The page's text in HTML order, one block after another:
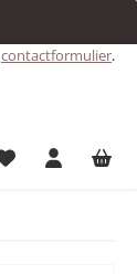
contactformulier.
Je hebt 0 items